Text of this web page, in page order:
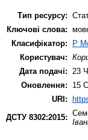
Тип ресурсу:
Ключові слова:
Класифікатор:
P
Користувач:
Дата подачі:
23
Оновлення:
15
URI:
ДСТУ 8302:2015: